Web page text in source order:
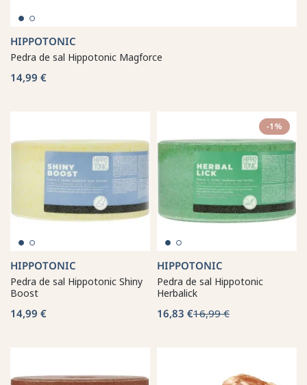
HIPPOTONIC
Pedra de sal Hippotonic Magforce
14,99 €
HIPPOTONIC
Pedra de sal Hippotonic Shiny
Boost
14,99 €
-1%
HIPPOTONIC
Pedra de sal Hippotonic
Herbalick
16,83 €16,99 €